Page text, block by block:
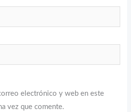
electrónico y web en este
vez que comente.